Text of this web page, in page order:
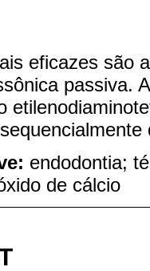
eficazes são
passiva.
endodontia;
de cálcio